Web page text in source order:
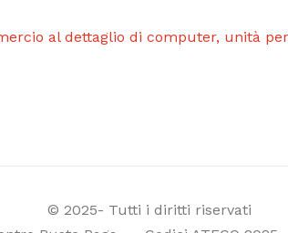
al dettaglio di computer, unità
© 2025- Tutti i diritti riservati